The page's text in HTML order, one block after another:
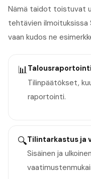
Nämä taidot toistuvat
tehtävien ilmoituksissa
vaan kudos ne
📊Talousraportointi
Tilinpäätökset,
raportointi.
🔍Tilintarkastus ja
Sisäinen ja